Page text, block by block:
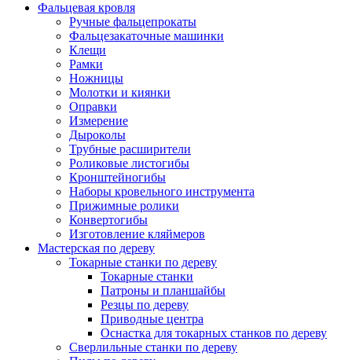
Фальцевая кровля
Ручные фальцепрокаты
Фальцезакаточные машинки
Клещи
Рамки
Ножницы
Молотки и киянки
Оправки
Измерение
Дыроколы
Трубные расширители
Роликовые листогибы
Кронштейногибы
Наборы кровельного инструмента
Прижимные ролики
Конвертогибы
Изготовление кляймеров
Мастерская по дереву
Токарные станки по дереву
Токарные станки
Патроны и планшайбы
Резцы по дереву
Приводные центра
Оснастка для токарных станков по дереву
Сверлильные станки по дереву